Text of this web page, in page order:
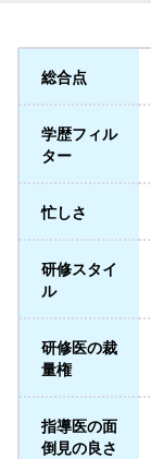
総合点
学歴フィル
ター
忙しさ
研修スタイ
ル
研修医の裁
量権
指導医の面
倒見の良さ